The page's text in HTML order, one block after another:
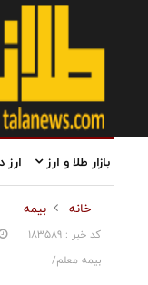
بازار طلا و ارز ارز
خانه بیمه
کد خبر : 183589
بیمه معلم/